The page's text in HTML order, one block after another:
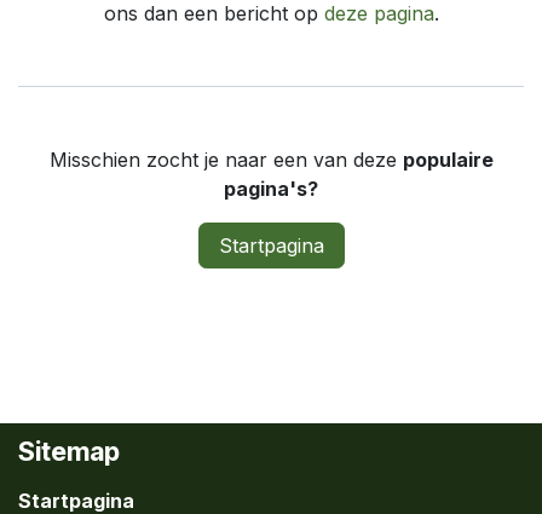
ons dan een bericht op deze pagina.
Misschien zocht je naar een van deze populaire
pagina's?
Startpagina
Sitemap
Startpagina